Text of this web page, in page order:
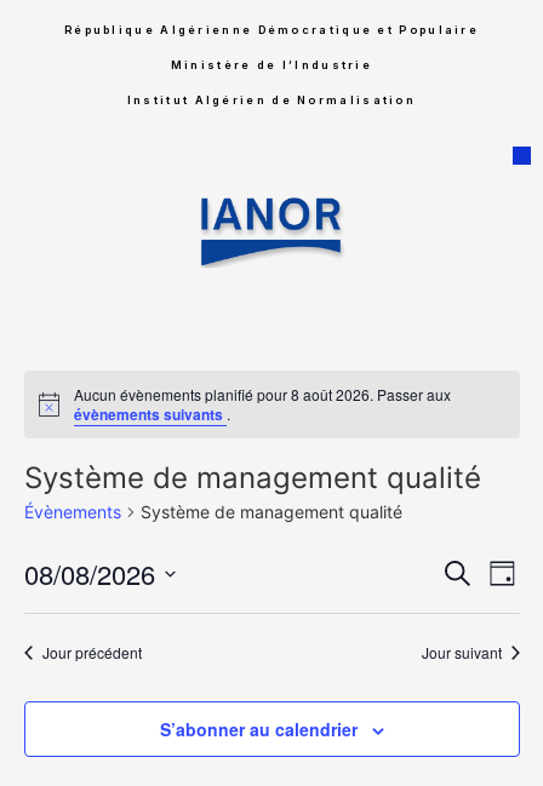
République Algérienne Démocratique et Populaire
Ministère de l’Industrie
Institut Algérien de Normalisation
Notice
Aucun évènements planifié pour 8 août 2026. Passer aux
évènements suivants .
Système de management qualité
Évènements Système de management qualité
et
de
vues
Recherche
de
Jour
08/08/2026
une
date.Jour précédent Jour suivant
S’abonner au calendrier